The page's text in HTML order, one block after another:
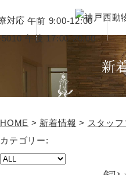
対応 午前 9:00-12:00
午後 17:00-20:00
新
HOME > 新着情報 > スタッ
カテゴリー: